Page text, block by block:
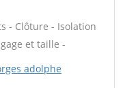
- Clôture - Isolation
et taille -
adolphe